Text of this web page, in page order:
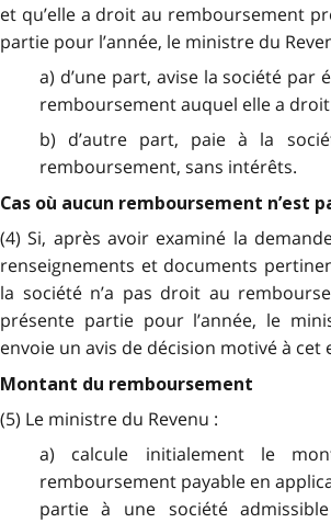
et qu’elle a droit au remboursement
partie pour l’année, le ministre du
a) d’une part, avise la société
remboursement auquel elle a droit
b) d’autre part, paie à la
remboursement, sans intérêts.
Cas où aucun remboursement n’est
(4) Si, après avoir examiné la
renseignements et documents
la société n’a pas droit au
présente partie pour l’année, le
envoie un avis de décision motivé à cet
Montant du remboursement
(5) Le ministre du Revenu :
a) calcule initialement le
remboursement payable en
partie à une société